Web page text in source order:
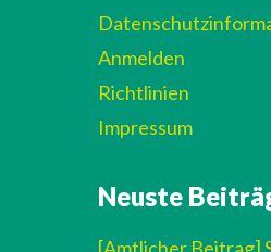
Anmelden
Richtlinien
Impressum
Neuste